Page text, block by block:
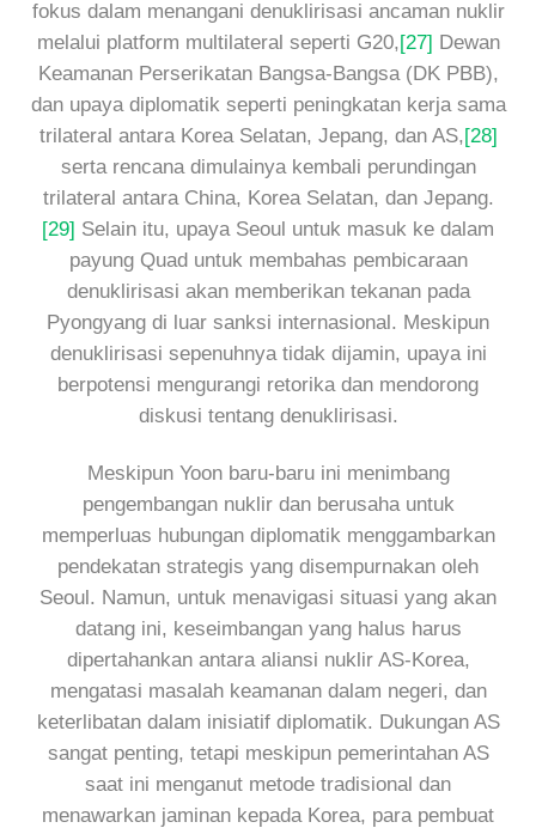
fokus dalam menangani denuklirisasi ancaman nuklir
melalui platform multilateral seperti G20,[27] Dewan
Keamanan Perserikatan Bangsa-Bangsa (DK PBB),
dan upaya diplomatik seperti peningkatan kerja sama
trilateral antara Korea Selatan, Jepang, dan AS,[28]
serta rencana dimulainya kembali perundingan
trilateral antara China, Korea Selatan, dan Jepang.
[29] Selain itu, upaya Seoul untuk masuk ke dalam
payung Quad untuk membahas pembicaraan
denuklirisasi akan memberikan tekanan pada
Pyongyang di luar sanksi internasional. Meskipun
denuklirisasi sepenuhnya tidak dijamin, upaya ini
berpotensi mengurangi retorika dan mendorong
diskusi tentang denuklirisasi.
Meskipun Yoon baru-baru ini menimbang
pengembangan nuklir dan berusaha untuk
memperluas hubungan diplomatik menggambarkan
pendekatan strategis yang disempurnakan oleh
Seoul. Namun, untuk menavigasi situasi yang akan
datang ini, keseimbangan yang halus harus
dipertahankan antara aliansi nuklir AS-Korea,
mengatasi masalah keamanan dalam negeri, dan
keterlibatan dalam inisiatif diplomatik. Dukungan AS
sangat penting, tetapi meskipun pemerintahan AS
saat ini menganut metode tradisional dan
menawarkan jaminan kepada Korea, para pembuat